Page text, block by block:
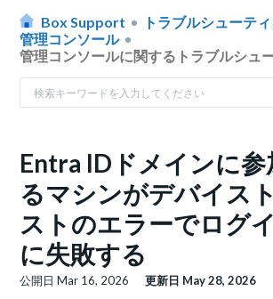
Box Support
トラブルシューテ
管理コンソール
管理コンソールに関するトラブルシュ
Entra IDドメインに参
るマシンがデバイス
ストのエラーでログ
に失敗する
公開日Mar 16, 2026 更新日 May 28, 2026